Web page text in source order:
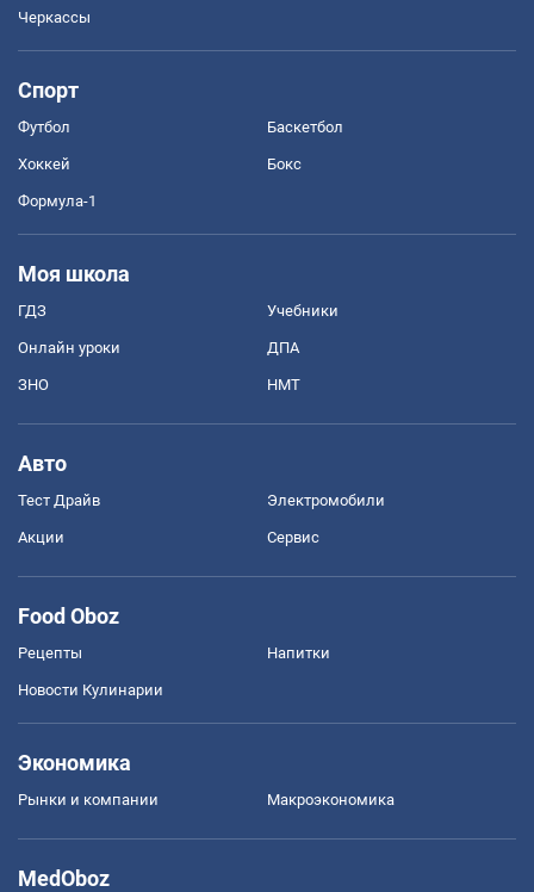
Черкассы
Спорт
Футбол Баскетбол
Хоккей Бокс
Формула-1
Моя школа
ГДЗ Учебники
Онлайн уроки ДПА
ЗНО НМТ
Авто
Тест Драйв Электромобили
Акции Сервис
Food Oboz
Рецепты Напитки
Новости Кулинарии
Экономика
Рынки и компании Mакроэкономика
MedOboz